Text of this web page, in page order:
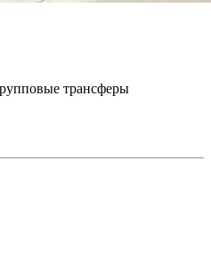
трансферы